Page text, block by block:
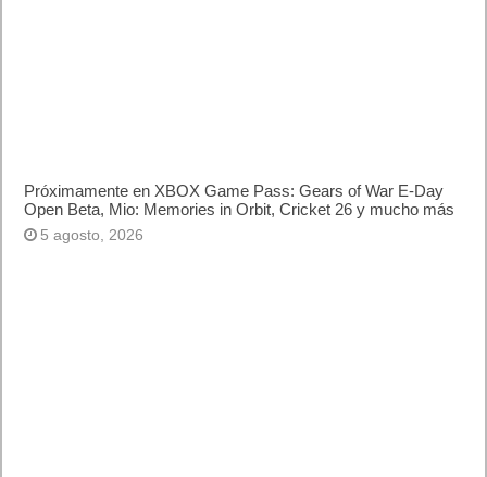
Próximamente en XBOX Game Pass: Gears of War E-Day